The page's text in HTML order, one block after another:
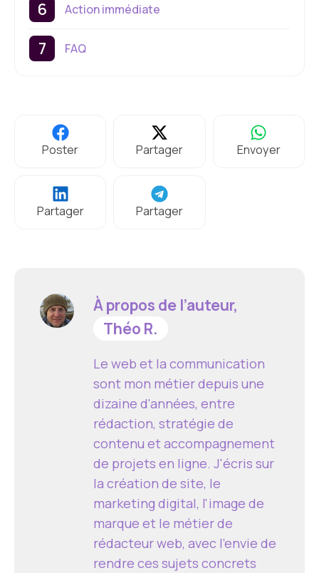
Action immédiate
FAQ
Poster Partager Envoyer
Partager Partager
À propos de l’auteur,
Théo R.
Le web et la communication
sont mon métier depuis une
dizaine d'années, entre
rédaction, stratégie de
contenu et accompagnement
de projets en ligne. J'écris sur
la création de site, le
marketing digital, l'image de
marque et le métier de
rédacteur web, avec l'envie de
rendre ces sujets concrets